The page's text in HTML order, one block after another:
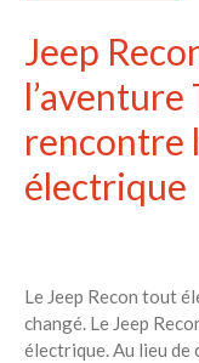
Jeep
l’aventure
rencontre
électrique
Le Jeep Recon tout
changé. Le Jeep
électrique. Au lieu de